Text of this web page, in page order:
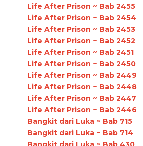
Life After Prison ~ Bab 2455
Life After Prison ~ Bab 2454
Life After Prison ~ Bab 2453
Life After Prison ~ Bab 2452
Life After Prison ~ Bab 2451
Life After Prison ~ Bab 2450
Life After Prison ~ Bab 2449
Life After Prison ~ Bab 2448
Life After Prison ~ Bab 2447
Life After Prison ~ Bab 2446
Bangkit dari Luka ~ Bab 715
Bangkit dari Luka ~ Bab 714
Bangkit dari Luka ~ Bab 430